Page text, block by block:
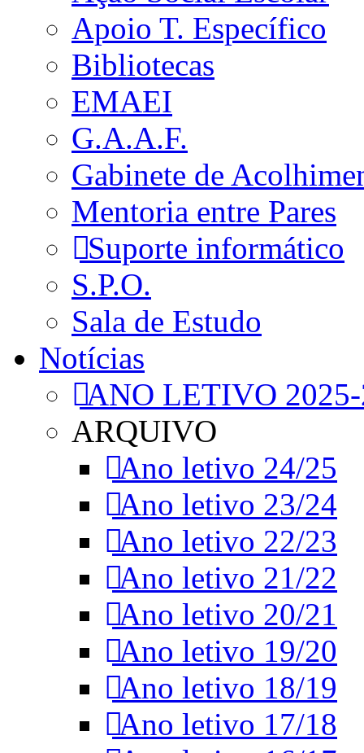
Apoio T. Específico
Bibliotecas
EMAEI
G.A.A.F.
Gabinete de
Mentoria entre Pares
Suporte informático
S.P.O.
Sala de Estudo
Notícias
ANO LETIVO
ARQUIVO
Ano letivo 24/25
Ano letivo 23/24
Ano letivo 22/23
Ano letivo 21/22
Ano letivo 20/21
Ano letivo 19/20
Ano letivo 18/19
Ano letivo 17/18